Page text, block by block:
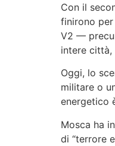
Con il
finirono
V2 —
intere
Oggi, lo
militare o
energetico
Mosca ha
di “terrore